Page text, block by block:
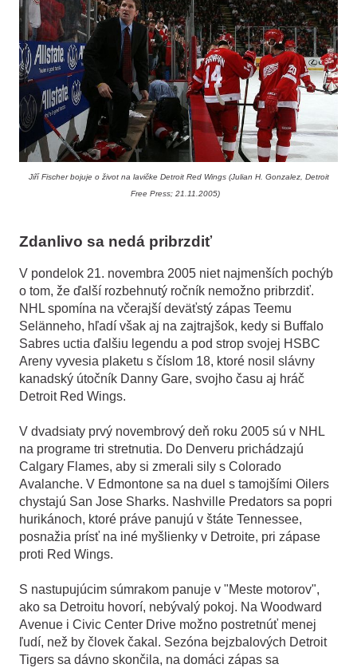
Jiří Fischer bojuje o život na lavičke Detroit Red Wings (Julian H. Gonzalez, Detroit
Free Press; 21.11.2005)
Zdanlivo sa nedá pribrzdiť
V pondelok 21. novembra 2005 niet najmenších pochýb
o tom, že ďalší rozbehnutý ročník nemožno pribrzdiť.
NHL spomína na včerajší deväťstý zápas Teemu
Selänneho, hľadí však aj na zajtrajšok, kedy si Buffalo
Sabres uctia ďalšiu legendu a pod strop svojej HSBC
Areny vyvesia plaketu s číslom 18, ktoré nosil slávny
kanadský útočník Danny Gare, svojho času aj hráč
Detroit Red Wings.
V dvadsiaty prvý novembrový deň roku 2005 sú v NHL
na programe tri stretnutia. Do Denveru prichádzajú
Calgary Flames, aby si zmerali sily s Colorado
Avalanche. V Edmontone sa na duel s tamojšími Oilers
chystajú San Jose Sharks. Nashville Predators sa popri
hurikánoch, ktoré práve panujú v štáte Tennessee,
posnažia prísť na iné myšlienky v Detroite, pri zápase
proti Red Wings.
S nastupujúcim súmrakom panuje v "Meste motorov",
ako sa Detroitu hovorí, nebývalý pokoj. Na Woodward
Avenue i Civic Center Drive možno postretnúť menej
ľudí, než by človek čakal. Sezóna bejzbalových Detroit
Tigers sa dávno skončila, na domáci zápas sa